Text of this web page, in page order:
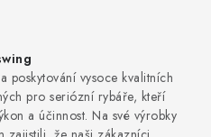
poskytování vysoce kvalitních
pro seriózní rybáře, kteří
a účinnost. Na své výrobky